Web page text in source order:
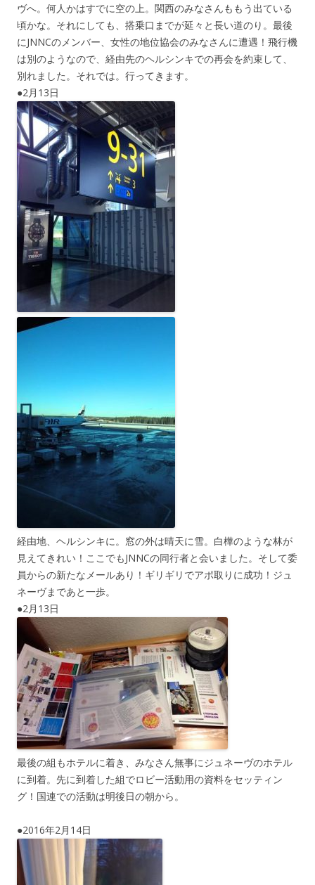
ヴへ。何人かはすでに空の上。関西のみなさんももう出ている
頃かな。それにしても、搭乗口までが延々と長い道のり。最後
にJNNCのメンバー、女性の地位協会のみなさんに遭遇！飛行機
は別のようなので、経由先のヘルシンキでの再会を約束して、
別れました。それでは。行ってきます。
●2月13日
経由地、ヘルシンキに。窓の外は晴天に雪。白樺のような林が
見えてきれい！ここでもJNNCの同行者と会いました。そして委
員からの新たなメールあり！ギリギリでアポ取りに成功！ジュ
ネーヴまであと一歩。
●2月13日
最後の組もホテルに着き、みなさん無事にジュネーヴのホテル
に到着。先に到着した組でロビー活動用の資料をセッティン
グ！国連での活動は明後日の朝から。
●2016年2月14日